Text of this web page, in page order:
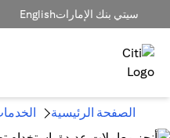
سيتي بنك الإماراتEnglish
الصفحة الرئيسية